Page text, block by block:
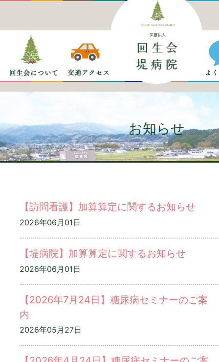
お知らせ
【訪問看護】加算算定に関するお知らせ
2026年06月01日
【堤病院】加算算定に関するお知らせ
2026年06月01日
【2026年7月24日】糖尿病セミナーのご案
内
2026年05月27日